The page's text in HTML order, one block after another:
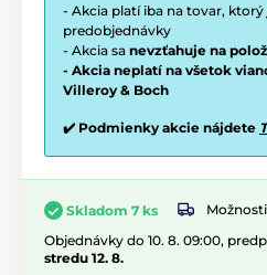
- Akcia platí iba na tovar, ktorý
predobjednávky
- Akcia sa nevzťahuje na
- Akcia neplatí na všetok
Villeroy & Boch
✔️ Podmienky akcie nájdete
Skladom 7 ks
Objednávky do 10. 8. 09:00,
stredu 12. 8.